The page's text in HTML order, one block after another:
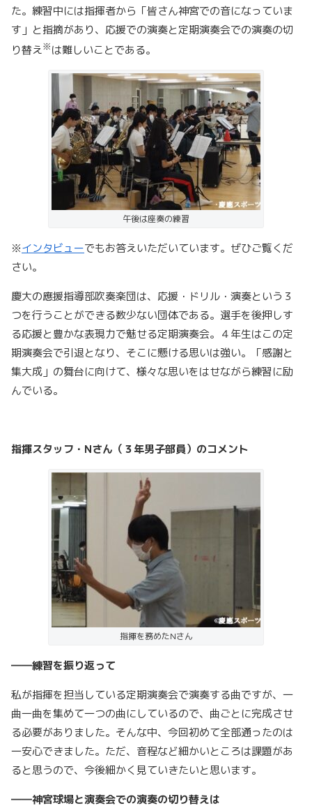
た。練習中には指揮者から「皆さん神宮での音になっていま
す」と指摘があり、応援での演奏と定期演奏会での演奏の切
り替え※は難しいことである。
午後は座奏の練習
※インタビューでもお答えいただいています。ぜひご覧くだ
さい。
慶大の應援指導部吹奏楽団は、応援・ドリル・演奏という３
つを行うことができる数少ない団体である。選手を後押しす
る応援と豊かな表現力で魅せる定期演奏会。４年生はこの定
期演奏会で引退となり、そこに懸ける思いは強い。「感謝と
集大成」の舞台に向けて、様々な思いをはせながら練習に励
んでいる。
指揮スタッフ・Nさん（３年男子部員）のコメント
指揮を務めたNさん
――練習を振り返って
私が指揮を担当している定期演奏会で演奏する曲ですが、一
曲一曲を集めて一つの曲にしているので、曲ごとに完成させ
る必要がありました。そんな中、今回初めて全部通ったのは
一安心できました。ただ、音程など細かいところは課題があ
ると思うので、今後細かく見ていきたいと思います。
――神宮球場と演奏会での演奏の切り替えは